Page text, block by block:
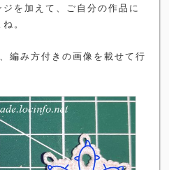
を加えて、ご自分の作品に
。
み方付きの画像を載せて行